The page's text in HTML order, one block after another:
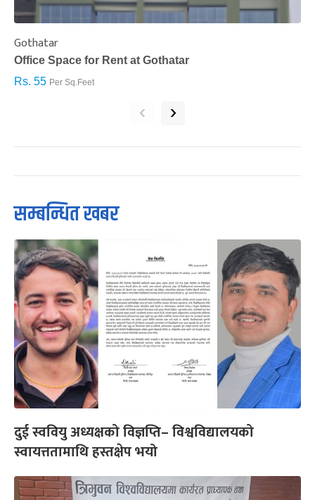
Gothatar
Office Space for Rent at Gothatar
Rs. 55 Per Sq.Feet
‹ ›
सम्बन्धित खबर
दुई स्ववियु अध्यक्षको विज्ञप्ति– विश्वविद्यालयको
स्वायत्ततामाथि हस्तक्षेप भयो